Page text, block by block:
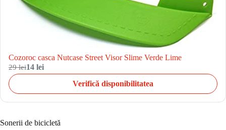
Cozoroc casca Nutcase Street Visor Slime Verde Lime
29 lei14 lei
Verifică disponibilitatea
Sonerii de bicicletă